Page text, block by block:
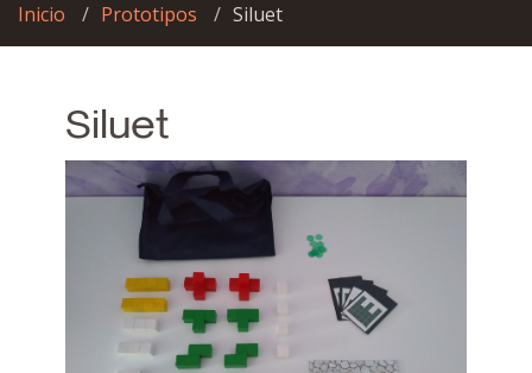
Inicio Prototipos Siluet
Siluet